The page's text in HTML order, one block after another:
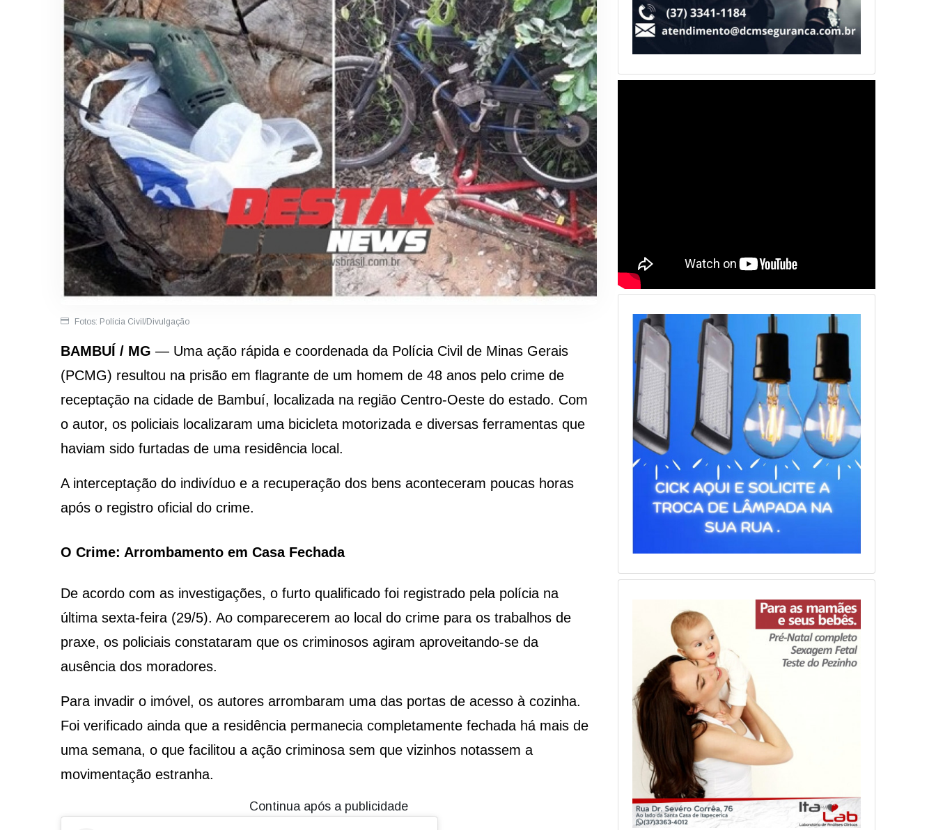
Fotos: Polícia Civil/Divulgação
BAMBUÍ / MG — Uma ação rápida e coordenada da Polícia Civil de Minas Gerais
(PCMG) resultou na prisão em flagrante de um homem de 48 anos pelo crime de
receptação na cidade de Bambuí, localizada na região Centro-Oeste do estado. Com
o autor, os policiais localizaram uma bicicleta motorizada e diversas ferramentas que
haviam sido furtadas de uma residência local.
A interceptação do indivíduo e a recuperação dos bens aconteceram poucas horas
após o registro oficial do crime.
O Crime: Arrombamento em Casa Fechada
De acordo com as investigações, o furto qualificado foi registrado pela polícia na
última sexta-feira (29/5). Ao comparecerem ao local do crime para os trabalhos de
praxe, os policiais constataram que os criminosos agiram aproveitando-se da
ausência dos moradores.
Para invadir o imóvel, os autores arrombaram uma das portas de acesso à cozinha.
Foi verificado ainda que a residência permanecia completamente fechada há mais de
uma semana, o que facilitou a ação criminosa sem que vizinhos notassem a
movimentação estranha.
Continua após a publicidade